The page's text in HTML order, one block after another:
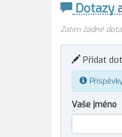
Dotazy
Zatím žádné
Přidat
Vaše jméno